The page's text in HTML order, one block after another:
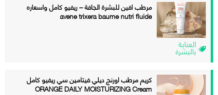
العناية
بالبشرة
مرطب افين للبشرة الجافة – ريفيو كامل واسعاره
avene trixera baume nutri fluide
كريم مرطب اورنج ديلي فيتامين سي ريفيو كامل
ORANGE DAILY MOISTURIZING Cream